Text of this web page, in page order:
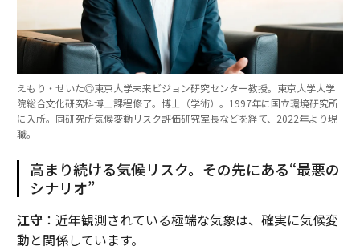
えもり・せいた◎東京大学未来ビジョン研究センター教授。東京大学大学
院総合文化研究科博士課程修了。博士（学術）。1997年に国立環境研究所
に入所。同研究所気候変動リスク評価研究室長などを経て、2022年より現
職。
高まり続ける気候リスク。その先にある“最悪の
シナリオ”
江守：近年観測されている極端な気象は、確実に気候変
動と関係しています。